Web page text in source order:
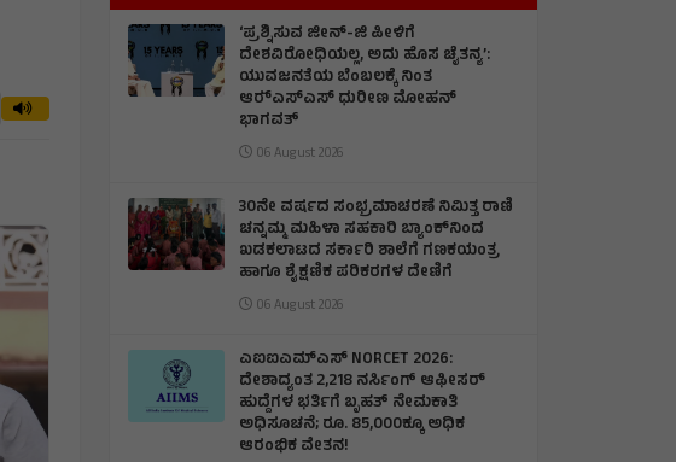
‘ಪ್ರಶ್ನಿಸುವ ಜೀನ್‌-ಜಿ ಪೀಳಿಗೆ
ದೇಶವಿರೋಧಿಯಲ್ಲ, ಅದು ಹೊಸ ಚೈತನ್ಯ’:
ಯುವಜನತೆಯ ಬೆಂಬಲಕ್ಕೆ ನಿಂತ
ಆರ್‍ಎಸ್‌ಎಸ್ ಧುರೀಣ ಮೋಹನ್
ಭಾಗವತ್
06 August 2026
30ನೇ ವರ್ಷದ ಸಂಭ್ರಮಾಚರಣೆ ನಿಮಿತ್ತ ರಾಣಿ
ಚನ್ನಮ್ಮ ಮಹಿಳಾ ಸಹಕಾರಿ ಬ್ಯಾಂಕ್‌ನಿಂದ
ಖಡಕಲಾಟದ ಸರ್ಕಾರಿ ಶಾಲೆಗೆ ಗಣಕಯಂತ್ರ
ಹಾಗೂ ಶೈಕ್ಷಣಿಕ ಪರಿಕರಗಳ ದೇಣಿಗೆ
06 August 2026
ಎಐಐಎಮ್‌ಎಸ್ NORCET 2026:
ದೇಶಾದ್ಯಂತ 2,218 ನರ್ಸಿಂಗ್ ಆಫೀಸರ್
ಹುದ್ದೆಗಳ ಭರ್ತಿಗೆ ಬೃಹತ್ ನೇಮಕಾತಿ
ಅಧಿಸೂಚನೆ; ರೂ. 85,000ಕ್ಕೂ ಅಧಿಕ
ಆರಂಭಿಕ ವೇತನ!